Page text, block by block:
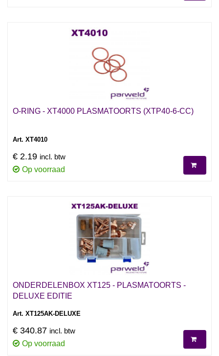
O-RING - XT4000 PLASMATOORTS (XTP40-6-CC)
Art. XT4010
€ 2.19 incl. btw
Op voorraad
ONDERDELENBOX XT125 - PLASMATOORTS -
DELUXE EDITIE
Art. XT125AK-DELUXE
€ 340.87 incl. btw
Op voorraad